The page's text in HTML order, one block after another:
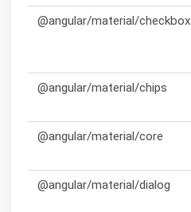
@angular/material/checkbox
@angular/material/chips
@angular/material/core
@angular/material/dialog